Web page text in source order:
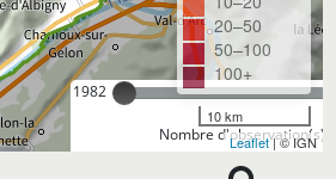
1982
Nombre d'observation(s):
20–50
50–100
100+
10 km
Leaflet| © IGN